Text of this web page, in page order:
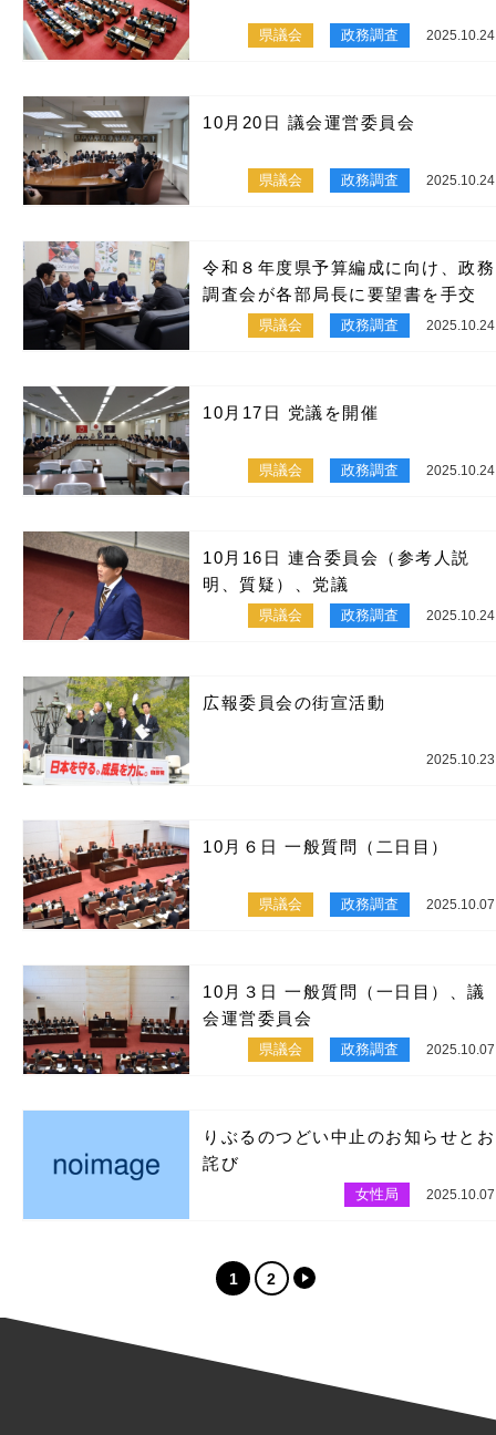
県議会 政務調査 2025.10.24
10月20日 議会運営委員会
県議会 政務調査 2025.10.24
令和８年度県予算編成に向け、政務
調査会が各部局長に要望書を手交
県議会 政務調査 2025.10.24
10月17日 党議を開催
県議会 政務調査 2025.10.24
10月16日 連合委員会（参考人説
明、質疑）、党議
県議会 政務調査 2025.10.24
広報委員会の街宣活動
2025.10.23
10月６日 一般質問（二日目）
県議会 政務調査 2025.10.07
10月３日 一般質問（一日目）、議
会運営委員会
県議会 政務調査 2025.10.07
りぶるのつどい中止のお知らせとお
詫び
女性局 2025.10.07
1 2